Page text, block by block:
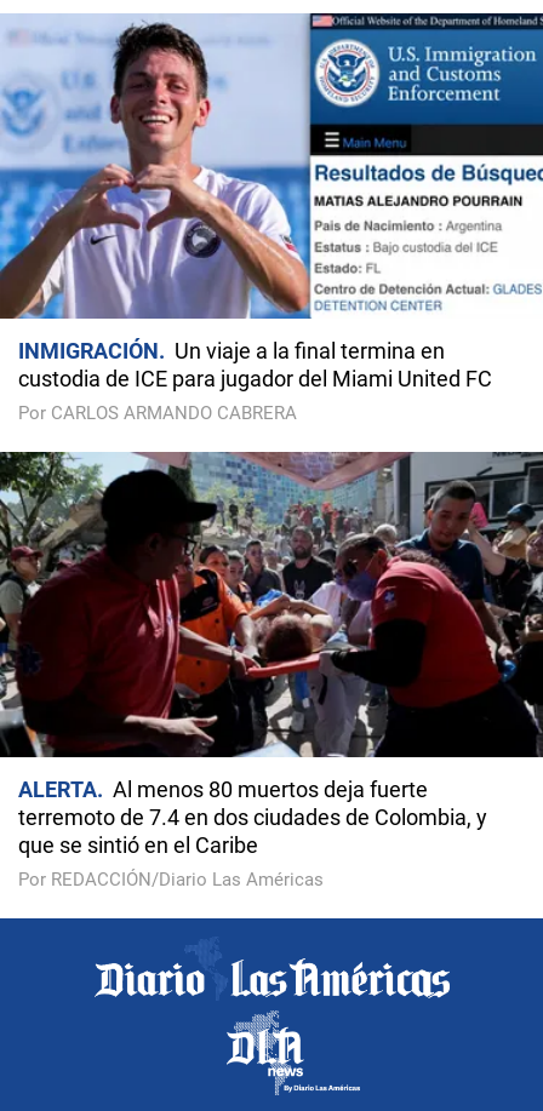
INMIGRACIÓN
Un viaje a la final termina en
custodia de ICE para jugador del Miami United FC
Por CARLOS ARMANDO CABRERA
ALERTA
Al menos 80 muertos deja fuerte
terremoto de 7.4 en dos ciudades de Colombia, y
que se sintió en el Caribe
Por REDACCIÓN/Diario Las Américas